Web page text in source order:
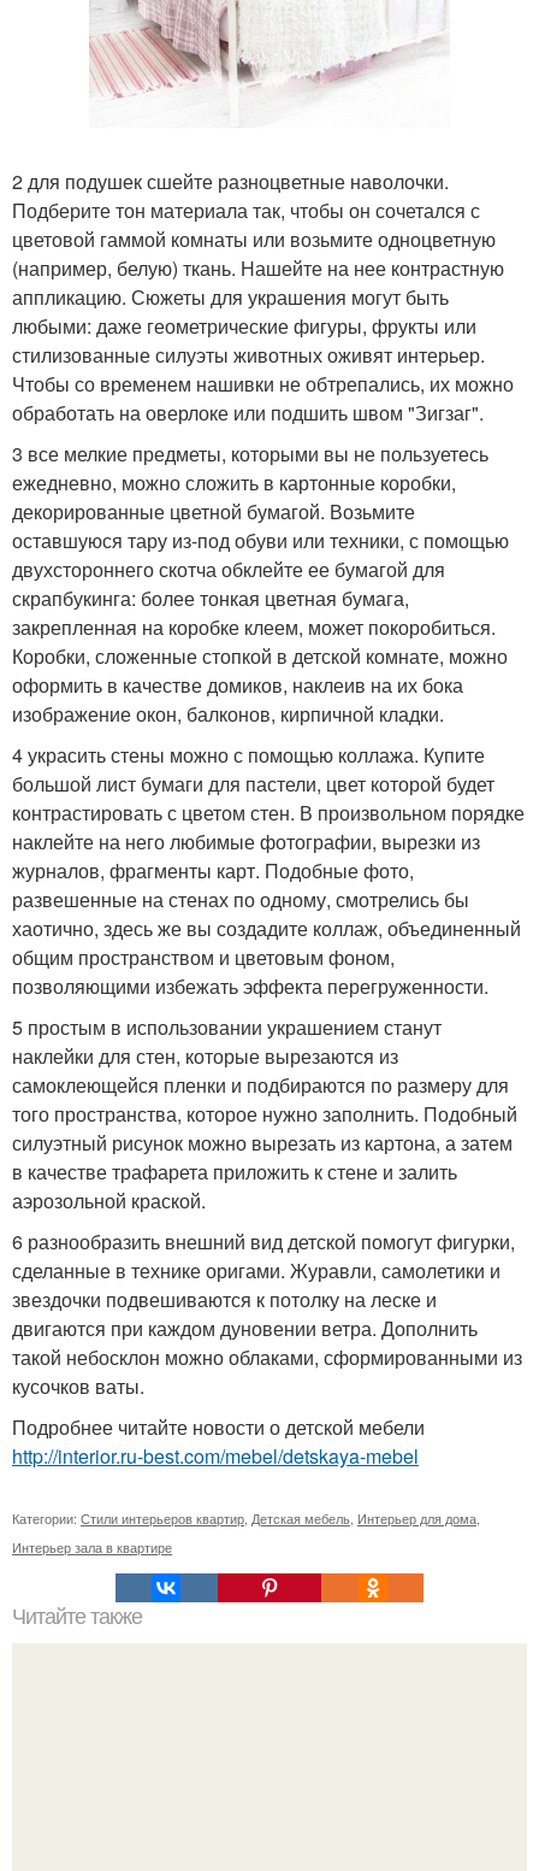
2 для подушек сшейте разноцветные наволочки.
Подберите тон материала так, чтобы он сочетался с
цветовой гаммой комнаты или возьмите одноцветную
(например, белую) ткань. Нашейте на нее контрастную
аппликацию. Сюжеты для украшения могут быть
любыми: даже геометрические фигуры, фрукты или
стилизованные силуэты животных оживят интерьер.
Чтобы со временем нашивки не обтрепались, их можно
обработать на оверлоке или подшить швом "Зигзаг".
3 все мелкие предметы, которыми вы не пользуетесь
ежедневно, можно сложить в картонные коробки,
декорированные цветной бумагой. Возьмите
оставшуюся тару из-под обуви или техники, с помощью
двухстороннего скотча обклейте ее бумагой для
скрапбукинга: более тонкая цветная бумага,
закрепленная на коробке клеем, может покоробиться.
Коробки, сложенные стопкой в детской комнате, можно
оформить в качестве домиков, наклеив на их бока
изображение окон, балконов, кирпичной кладки.
4 украсить стены можно с помощью коллажа. Купите
большой лист бумаги для пастели, цвет которой будет
контрастировать с цветом стен. В произвольном порядке
наклейте на него любимые фотографии, вырезки из
журналов, фрагменты карт. Подобные фото,
развешенные на стенах по одному, смотрелись бы
хаотично, здесь же вы создадите коллаж, объединенный
общим пространством и цветовым фоном,
позволяющими избежать эффекта перегруженности.
5 простым в использовании украшением станут
наклейки для стен, которые вырезаются из
самоклеющейся пленки и подбираются по размеру для
того пространства, которое нужно заполнить. Подобный
силуэтный рисунок можно вырезать из картона, а затем
в качестве трафарета приложить к стене и залить
аэрозольной краской.
6 разнообразить внешний вид детской помогут фигурки,
сделанные в технике оригами. Журавли, самолетики и
звездочки подвешиваются к потолку на леске и
двигаются при каждом дуновении ветра. Дополнить
такой небосклон можно облаками, сформированными из
кусочков ваты.
Подробнее читайте новости о детской мебели
http://interior.ru-best.com/mebel/detskaya-mebel
Категории: Стили интерьеров квартир Детская мебель Интерьер для дома
Интерьер зала в квартире
Читайте также